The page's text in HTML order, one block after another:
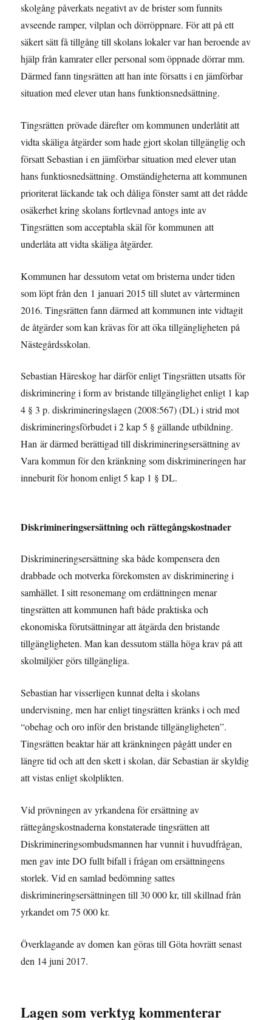
skolgång påverkats negativt av de brister som funnits
avseende ramper, vilplan och dörröppnare. För att på ett
säkert sätt få tillgång till skolans lokaler var han beroende av
hjälp från kamrater eller personal som öppnade dörrar mm.
Därmed fann tingsrätten att han inte försatts i en jämförbar
situation med elever utan hans funktionsnedsättning.
Tingsrätten prövade därefter om kommunen underlåtit att
vidta skäliga åtgärder som hade gjort skolan tillgänglig och
försatt Sebastian i en jämförbar situation med elever utan
hans funktiosnedsättning. Omständigheterna att kommunen
prioriterat läckande tak och dåliga fönster samt att det rådde
osäkerhet kring skolans fortlevnad antogs inte av
Tingsrätten som acceptabla skäl för kommunen att
underlåta att vidta skäliga åtgärder.
Kommunen har dessutom vetat om bristerna under tiden
som löpt från den 1 januari 2015 till slutet av vårterminen
2016. Tingsrätten fann därmed att kommunen inte vidtagit
de åtgärder som kan krävas för att öka tillgängligheten på
Nästegårdsskolan.
Sebastian Häreskog har därför enligt Tingsrätten utsatts för
diskriminering i form av bristande tillgänglighet enligt 1 kap
4 § 3 p. diskrimineringslagen (2008:567) (DL) i strid mot
diskrimineringsförbudet i 2 kap 5 § gällande utbildning.
Han är därmed berättigad till diskrimineringsersättning av
Vara kommun för den kränkning som diskrimineringen har
inneburit för honom enligt 5 kap 1 § DL.
Diskrimineringsersättning och rättegångskostnader
Diskrimineringsersättning ska både kompensera den
drabbade och motverka förekomsten av diskriminering i
samhället. I sitt resonemang om erdättningen menar
tingsrätten att kommunen haft både praktiska och
ekonomiska förutsättningar att åtgärda den bristande
tillgängligheten. Man kan dessutom ställa höga krav på att
skolmiljöer görs tillgängliga.
Sebastian har visserligen kunnat delta i skolans
undervisning, men har enligt tingsrätten kränks i och med
“obehag och oro inför den bristande tillgängligheten”.
Tingsrätten beaktar här att kränkningen pågått under en
längre tid och att den skett i skolan, där Sebastian är skyldig
att vistas enligt skolplikten.
Vid prövningen av yrkandena för ersättning av
rättegångskostnaderna konstaterade tingsrätten att
Diskrimineringsombudsmannen har vunnit i huvudfrågan,
men gav inte DO fullt bifall i frågan om ersättningens
storlek. Vid en samlad bedömning sattes
diskrimineringsersättningen till 30 000 kr, till skillnad från
yrkandet om 75 000 kr.
Överklagande av domen kan göras till Göta hovrätt senast
den 14 juni 2017.
Lagen som verktyg kommenterar